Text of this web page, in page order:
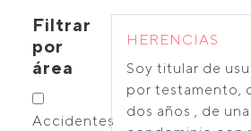
Filtrar
por
área
Accidentes
HERENCIAS
Soy titular de
por testamento,
dos años , de